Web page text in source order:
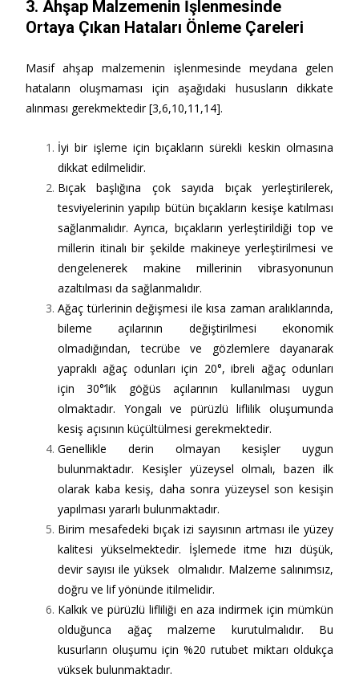
3. Ahşap Malzemenin İşlenmesinde
Ortaya Çıkan Hataları Önleme Çareleri
Masif ahşap malzemenin işlenmesinde meydana gelen
hataların oluşmaması için aşağıdaki hususların dikkate
alınması gerekmektedir [3,6,10,11,14].
İyi bir işleme için bıçakların sürekli keskin olmasına
dikkat edilmelidir.
Bıçak başlığına çok sayıda bıçak yerleştirilerek,
tesviyelerinin yapılıp bütün bıçakların kesişe katılması
sağlanmalıdır. Ayrıca, bıçakların yerleştirildiği top ve
millerin itinalı bir şekilde makineye yerleştirilmesi ve
dengelenerek makine millerinin vibrasyonunun
azaltılması da sağlanmalıdır.
Ağaç türlerinin değişmesi ile kısa zaman aralıklarında,
bileme açılarının değiştirilmesi ekonomik
olmadığından, tecrübe ve gözlemlere dayanarak
yapraklı ağaç odunları için 20°, ibreli ağaç odunları
için 30°’lik göğüs açılarının kullanılması uygun
olmaktadır. Yongalı ve pürüzlü liflilik oluşumunda
kesiş açısının küçültülmesi gerekmektedir.
Genellikle derin olmayan kesişler uygun
bulunmaktadır. Kesişler yüzeysel olmalı, bazen ilk
olarak kaba kesiş, daha sonra yüzeysel son kesişin
yapılması yararlı bulunmaktadır.
Birim mesafedeki bıçak izi sayısının artması ile yüzey
kalitesi yükselmektedir. İşlemede itme hızı düşük,
devir sayısı ile yüksek olmalıdır. Malzeme salınımsız,
doğru ve lif yönünde itilmelidir.
Kalkık ve pürüzlü lifliliği en aza indirmek için mümkün
olduğunca ağaç malzeme kurutulmalıdır. Bu
kusurların oluşumu için %20 rutubet miktarı oldukça
yüksek bulunmaktadır.